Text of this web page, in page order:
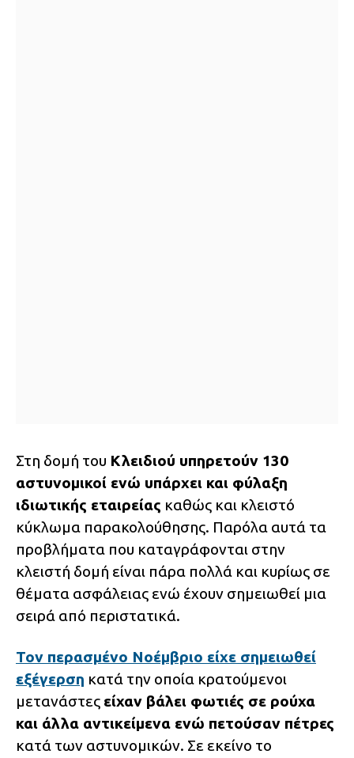
Στη δομή του Κλειδιού υπηρετούν 130
αστυνομικοί ενώ υπάρχει και φύλαξη
ιδιωτικής εταιρείας καθώς και κλειστό
κύκλωμα παρακολούθησης. Παρόλα αυτά τα
προβλήματα που καταγράφονται στην
κλειστή δομή είναι πάρα πολλά και κυρίως σε
θέματα ασφάλειας ενώ έχουν σημειωθεί μια
σειρά από περιστατικά.
Τον περασμένο Νοέμβριο είχε σημειωθεί
εξέγερση κατά την οποία κρατούμενοι
μετανάστες είχαν βάλει φωτιές σε ρούχα
και άλλα αντικείμενα ενώ πετούσαν πέτρες
κατά των αστυνομικών. Σε εκείνο το